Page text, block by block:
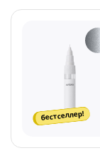
бестселлер!